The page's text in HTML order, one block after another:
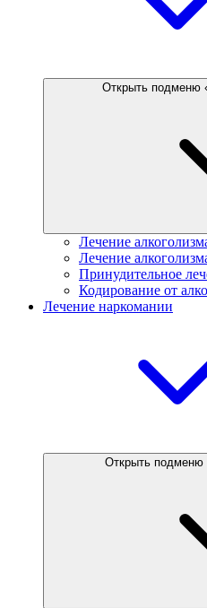
Открыть подменю
Лечение
Лечение
Принудительное
Кодирование от
Лечение наркомании
Открыть подменю